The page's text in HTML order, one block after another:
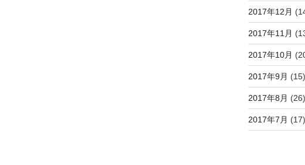
2017年12月
2017年11月
2017年10月
2017年9月 (15)
2017年8月 (26)
2017年7月 (17)